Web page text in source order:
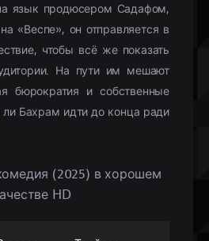
язык продюсером Садафом,
«Веспе», он отправляется в
чтобы всё же показать
На пути им мешают
бюрократия и собственные
Бахрам идти до конца ради
(2025) в хорошем
HD